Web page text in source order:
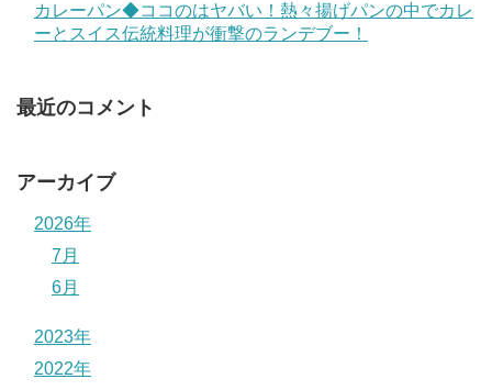
カレーパン◆ココのはヤバい！熱々揚げパンの中でカレ
ーとスイス伝統料理が衝撃のランデブー！
最近のコメント
アーカイブ
2026年
7月
6月
2023年
2022年